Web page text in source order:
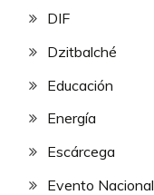
DIF
Dzitbalché
Educación
Energía
Escárcega
Evento Nacional